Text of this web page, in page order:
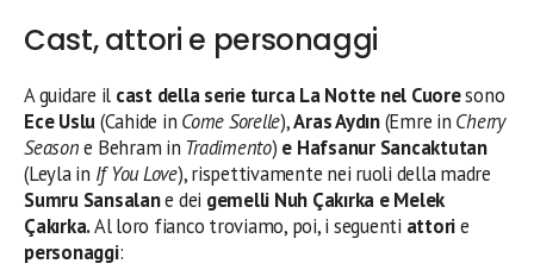
Cast, attori e personaggi
A guidare il cast della serie turca La Notte nel Cuoresono
Ece Uslu(Cahide in Come Sorelle),Aras Aydın(Emre in Cherry
Seasone Behram in Tradimento) e Hafsanur Sancaktutan
(Leyla in If You Love), rispettivamente nei ruoli della madre
Sumru Sansalane dei gemelli Nuh Çakırka e Melek
Çakırka.Al loro fianco troviamo, poi, i seguenti attorie
personaggi: